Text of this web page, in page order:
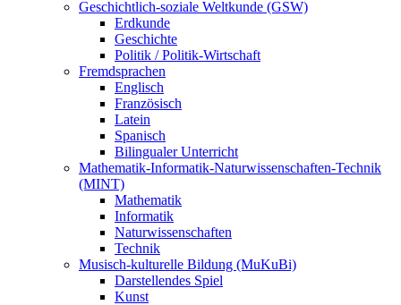
Geschichtlich-soziale Weltkunde (GSW)
Erdkunde
Geschichte
Politik / Politik-Wirtschaft
Fremdsprachen
Englisch
Französisch
Latein
Spanisch
Bilingualer Unterricht
Mathematik-Informatik-Naturwissenschaften-Technik
(MINT)
Mathematik
Informatik
Naturwissenschaften
Technik
Musisch-kulturelle Bildung (MuKuBi)
Darstellendes Spiel
Kunst